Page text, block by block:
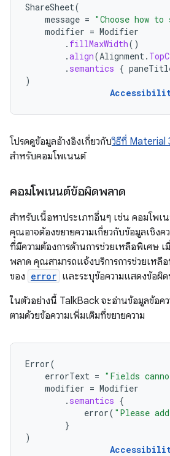
ShareSheet(
message = "Choose how
modifier = Modifier
. fillMaxWidth()
.align(Alignment .
. semantics {
)
โปรดดูข้อมูลอ้างอิงเกี่ยวกับวิธีที่ Material
สำหรับคอมโพเนนต์
คอมโพเนนต์ข้อผิดพลาด
สำหรับเนื้อหาประเภทอื่นๆ เช่น คอมโพเ
คุณอาจต้องขยายความเกี่ยวกับข้อมูลเชิง
ที่มีความต้องการด้านการช่วยเหลือพิเศษ
พลาด คุณสามารถแจ้งบริการการช่วยเหลื
ของ error และระบุข้อความแสดงข้อผิ
ในตัวอย่างนี้ TalkBack จะอ่านข้อมูลข้อ
ตามด้วยข้อความเพิ่มเติมที่ขยายความ
Error(
errorText = "Fields
modifier = Modifier
. semantics {
error( "Please
}
)